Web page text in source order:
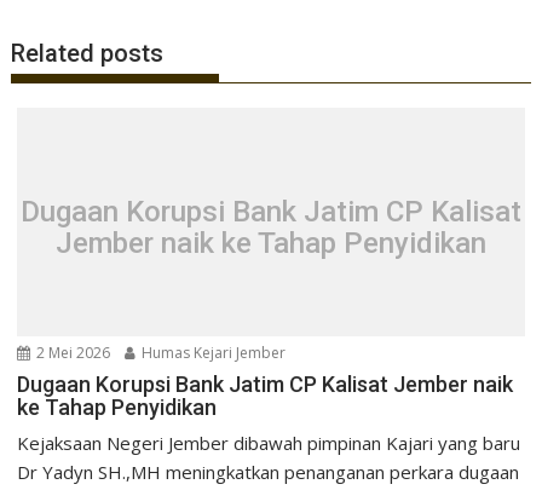
Related posts
Dugaan Korupsi Bank Jatim CP Kalisat
Jember naik ke Tahap Penyidikan
2 Mei 2026 Humas Kejari Jember
Dugaan Korupsi Bank Jatim CP Kalisat Jember naik
ke Tahap Penyidikan
Kejaksaan Negeri Jember dibawah pimpinan Kajari yang baru
Dr Yadyn SH.,MH meningkatkan penanganan perkara dugaan